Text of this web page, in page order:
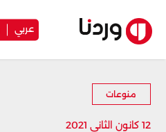
عربي
منوعات
12 كانون الثاني 2021